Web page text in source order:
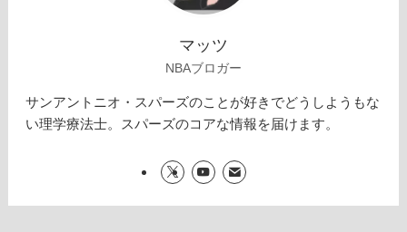
マッツ
NBAブロガー
サンアントニオ・スパーズのことが好きでどうしようもな
い理学療法士。スパーズのコアな情報を届けます。